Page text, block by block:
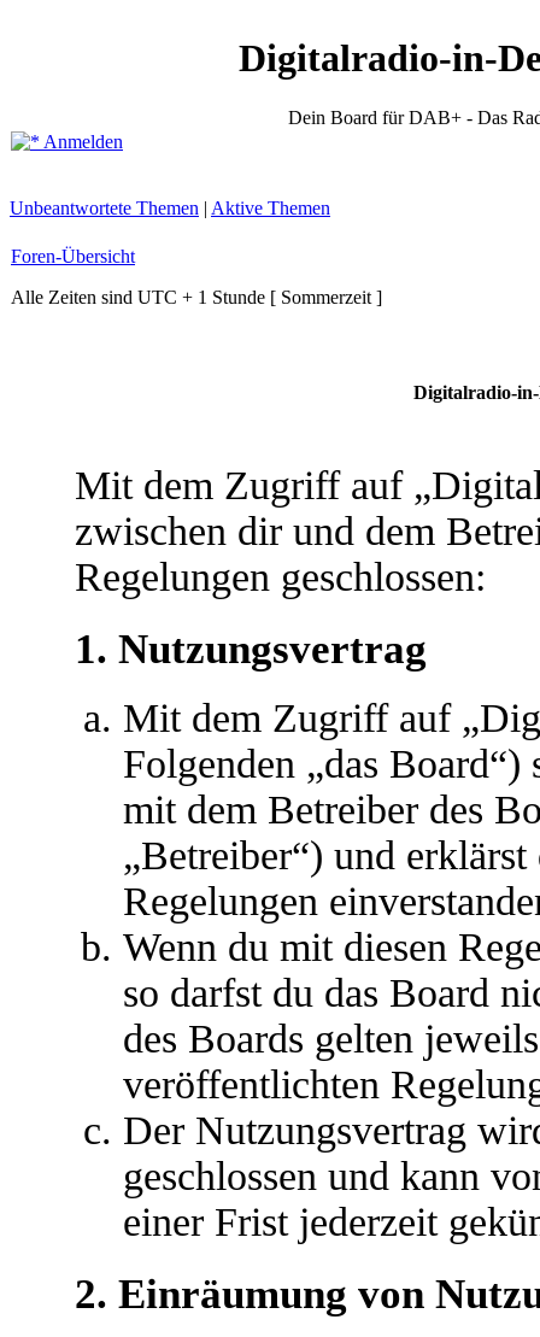
Digitalradio-in-
Dein Board für DAB+ - Das
Anmelden
Unbeantwortete Themen | Aktive Themen
Foren-Übersicht
Alle Zeiten sind UTC + 1 Stunde [ Sommerzeit ]
Digitalradio-
Mit dem Zugriff auf
zwischen dir und dem
Regelungen geschlossen:
1. Nutzungsvertrag
Mit dem Zugriff auf
Folgenden „das
mit dem Betreiber des
„Betreiber“) und
Regelungen
Wenn du mit diesen
so darfst du das Board
des Boards gelten
veröffentlichten
Der Nutzungsvertrag
geschlossen und kann
einer Frist jederzeit
2. Einräumung von